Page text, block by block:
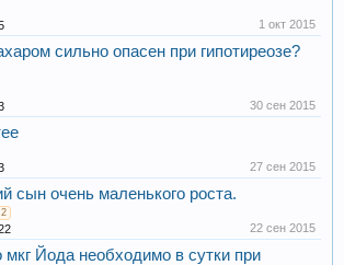
1 окт 2015
сильно опасен при гипотиреозе?
30 сен 2015
27 сен 2015
сын очень маленького роста.
2
22 сен 2015
мкг Йода необходимо в сутки при